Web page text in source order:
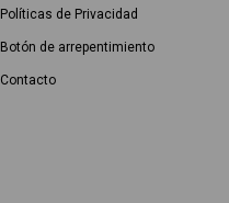
Políticas de Privacidad
Botón de arrepentimiento
Contacto